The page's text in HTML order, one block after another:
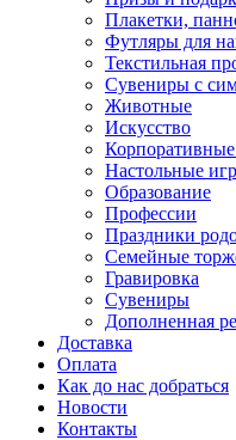
Плакетки,
Футляры для
Текстильная
Сувениры с
Животные
Искусство
Настольные
Образование
Профессии
Праздники
Семейные
Гравировка
Сувениры
Дополненная
Доставка
Оплата
Как до нас добраться
Новости
Контакты